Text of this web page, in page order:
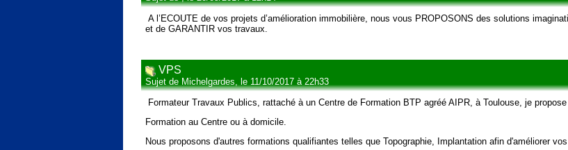
A l’ECOUTE de vos projets d’amélioration immobilière, nous vous PROPOSONS des solutions
et de GARANTIR vos travaux.
VPS
Sujet de Michelgardes, le 11/10/2017 à 22h33
Formateur Travaux Publics, rattaché à un Centre de Formation BTP agréé AIPR, à Toulouse, je
Formation au Centre ou à domicile.
Nous proposons d'autres formations qualifiantes telles que Topographie, Implantation afin d'améliorer